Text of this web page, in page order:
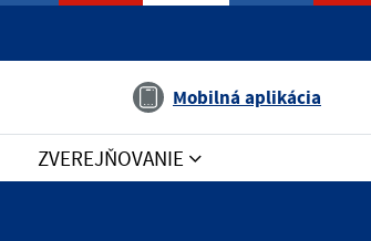
Mobilná aplikácia
ZVEREJŇOVANIE